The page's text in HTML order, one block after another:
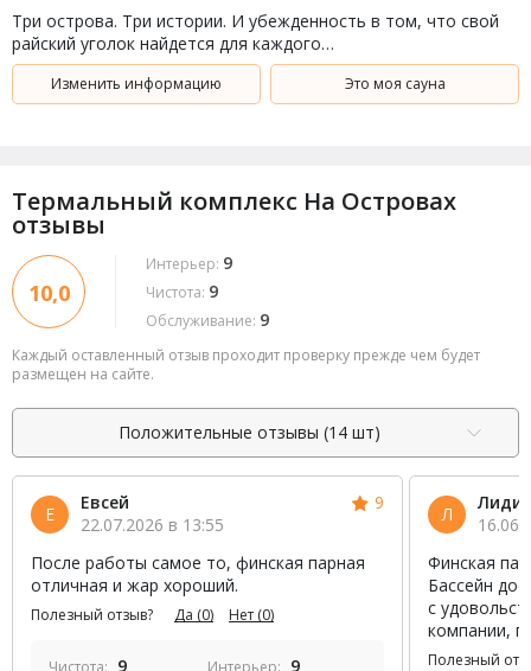
Три острова. Три истории. И убежденность в том, что свой
райский уголок найдется для каждого…
Изменить информацию Это моя сауна
Термальный комплекс На Островах
отзывы
10,0
Интерьер: 9
Чистота: 9
Обслуживание: 9
Каждый оставленный отзыв проходит проверку прежде чем будет
размещен на сайте.
Положительные отзывы (14 шт)
Е
Евсей
22.07.2026 в 13:55
9
После работы самое то, финская парная
отличная и жар хороший.
Полезный отзыв? Да (0) Нет (0)
9 9
Л
Лидия
Финская
Бассейн
с
компании,
Полезный